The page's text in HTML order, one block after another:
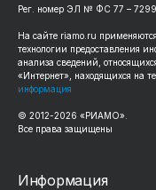
Рег. номер ЭЛ № ФС 77 –
На сайте riamo.ru
технологии предоставления
анализа сведений,
«Интернет», находящихся на
информация
© 2012-2026 «РИАМО».
Все права защищены
Информация